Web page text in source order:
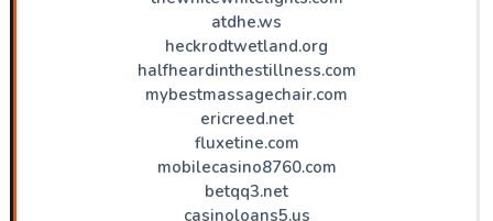
atdhe.ws
heckrodtwetland.org
halfheardinthestillness.com
mybestmassagechair.com
ericreed.net
fluxetine.com
mobilecasino8760.com
betqq3.net
casinoloans5.us